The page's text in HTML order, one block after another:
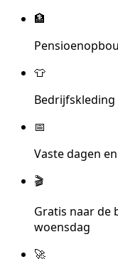
🏦
👕
Bedrijfskleding
📅
Vaste dagen
🎬
Gratis naar de
woensdag
🚀